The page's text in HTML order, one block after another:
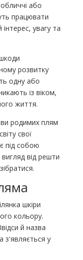
або
працювати
увагу та
розвитку
одну або
із віком,
життя.
родимих ​​плям
свої
під собою
вигляд від решти
шкіри
кольору.
й назва
з'являється у